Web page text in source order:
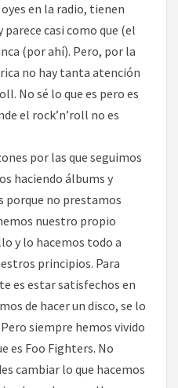
en la radio, tienen
casi como que (el
(por ahí). Pero, por la
no hay tanta atención
No sé lo que es pero es
el rock’n’roll no es
por las que seguimos
haciendo álbums y
porque no prestamos
nuestro propio
y lo hacemos todo a
principios. Para
es estar satisfechos en
de hacer un disco, se lo
siempre hemos vivido
es Foo Fighters. No
cambiar lo que hacemos